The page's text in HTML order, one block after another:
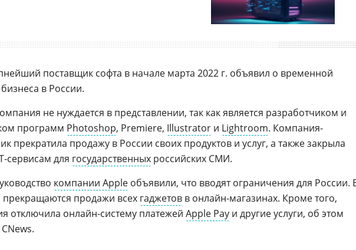
поставщик софта в начале марта 2022 г. объявил о временной
в России.
не нуждается в представлении, так как является разработчиком и
программ Photoshop, Premiere, Illustrator и Lightroom. Компания-
прекратила продажу в России своих продуктов и услуг, а также закрыла
сервисам для государственных российских СМИ.
компании Apple объявили, что вводят ограничения для России.
прекращаются продажи всех гаджетов в онлайн-магазинах. Кроме того,
отключила онлайн-систему платежей Apple Pay и другие услуги, об этом